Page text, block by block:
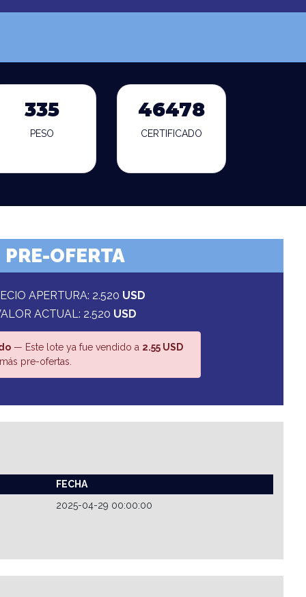
335
PESO
46478
CERTIFICADO
PRE-OFERTA
APERTURA: 2.520 USD
ACTUAL: 2.520 USD
— Este lote ya fue vendido a 2.55 USD
pre-ofertas.
FECHA
2025-04-29 00:00:00